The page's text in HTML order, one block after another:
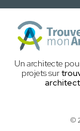
Un architecte
projets sur
©